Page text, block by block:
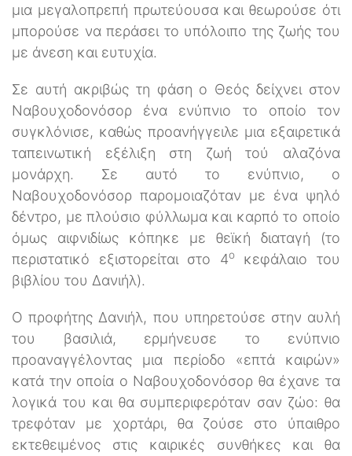
μια μεγαλοπρεπή πρωτεύουσα και θεωρούσε ότι
μπορούσε να περάσει το υπόλοιπο της ζωής του
με άνεση και ευτυχία.
Σε αυτή ακριβώς τη φάση ο Θεός δείχνει στον
Ναβουχοδονόσορ ένα ενύπνιο το οποίο τον
συγκλόνισε, καθώς προανήγγειλε μια εξαιρετικά
ταπεινωτική εξέλιξη στη ζωή τού αλαζόνα
μονάρχη. Σε αυτό το ενύπνιο, ο
Ναβουχοδονόσορ παρομοιαζόταν με ένα ψηλό
δέντρο, με πλούσιο φύλλωμα και καρπό το οποίο
όμως αιφνιδίως κόπηκε με θεϊκή διαταγή (το
περιστατικό εξιστορείται στο 4οκεφάλαιο του
βιβλίου του Δανιήλ).
Ο προφήτης Δανιήλ, που υπηρετούσε στην αυλή
του βασιλιά, ερμήνευσε το ενύπνιο
προαναγγέλοντας μια περίοδο «επτά καιρών»
κατά την οποία ο Ναβουχοδονόσορ θα έχανε τα
λογικά του και θα συμπεριφερόταν σαν ζώο: θα
τρεφόταν με χορτάρι, θα ζούσε στο ύπαιθρο
εκτεθειμένος στις καιρικές συνθήκες και θα